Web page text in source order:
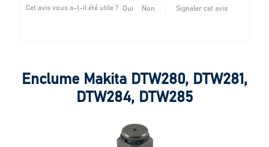
Cet avis vous a-t-il été utile ? Oui Non Signaler cet avis
Enclume Makita DTW280, DTW281,
DTW284, DTW285